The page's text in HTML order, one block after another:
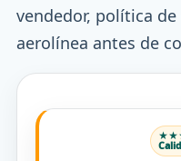
vendedor, política
aerolínea antes de